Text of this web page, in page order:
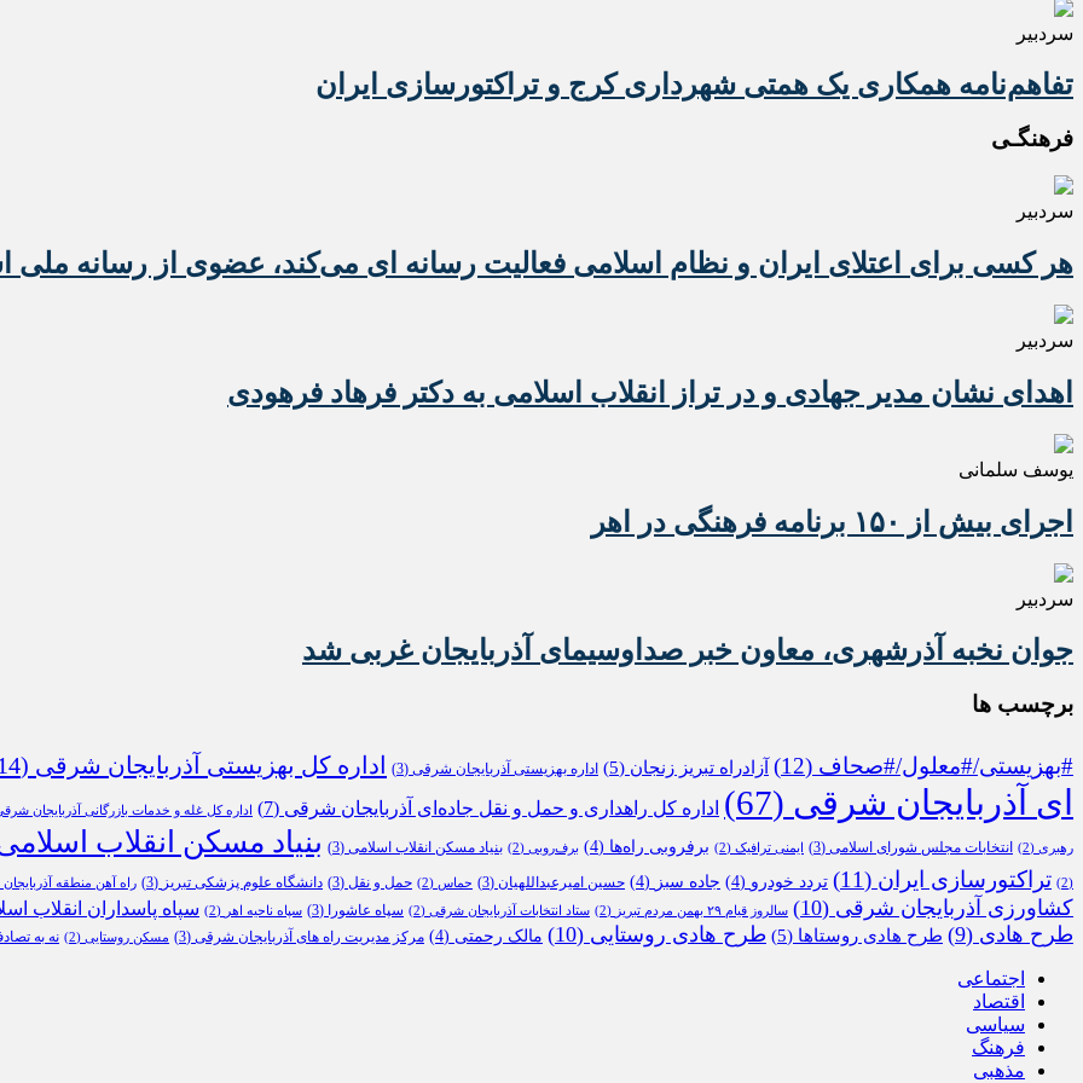
سردبیر
تفاهم‌نامه همکاری یک همتی شهرداری کرج و تراکتورسازی ایران
فرهنگـی
سردبیر
هر کسی برای اعتلای ایران و نظام اسلامی فعالیت رسانه ای می‌کند، عضوی از رسانه
سردبیر
اهدای نشان مدیر جهادی و در تراز انقلاب اسلامی به دکتر فرهاد فرهودی
یوسف سلمانی
اجرای بیش از ۱۵۰ برنامه فرهنگی در اهر
سردبیر
جوان نخبه آذرشهری، معاون خبر صداوسیمای آذربایجان غربی شد
برچسب ها
#بهزیستی/#معلول/#صحاف (12) آزادراه تبریز زنجان (5) اداره بهزیستی آذربایجان شرقی (3) اداره کل بهزیستی آذربایجان شرقی (14)
ای آذربایجان شرقی (67) اداره کل راهداری و حمل و نقل جاده‌ای آذربایجان شرقی (7) اداره کل غله و خدمات بازرگانی آذربایجان
رهبری (2) انتخابات مجلس شورای اسلامی (3) ایمنی ترافیک (2) برفروبی راه‌ها (4) برف‌روبی (2) بنیاد مسکن انقلاب اسلامی (3) بنیاد مسکن انقلاب
(2) تراکتورسازی ایران (11) تردد خودرو (4) جاده سبز (4) حسین امیرعبداللهیان (3) حماس (2) حمل و نقل (3) دانشگاه علوم پزشکی تبریز (3) راه آهن منطقه آذربایجان
کشاورزی آذربایجان شرقی (10) سالروز قیام ۲۹ بهمن مردم تبریز (2) ستاد انتخابات آذربایجان شرقی (2) سپاه عاشورا (3) سپاه ناحیه اهر (2) سپاه پاسداران انقلاب
طرح هادی (9) طرح هادی روستاها (5) طرح هادی روستایی (10) مالک رحمتی (4) مرکز مدیریت راه های آذربایجان شرقی (3) مسکن روستایی (2) نه به
اجتماعی
اقتصاد
سیاسی
فرهنگ
مذهبی